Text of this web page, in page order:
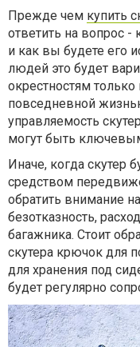
Прежде чем купить
ответить на вопрос
и как вы будете его
людей это будет
окрестностям
повседневной
управляемость
могут быть
Иначе, когда скутер
средством
обратить внимание
безотказность,
багажника. Стоит
скутера крючок для
для хранения под
будет регулярно